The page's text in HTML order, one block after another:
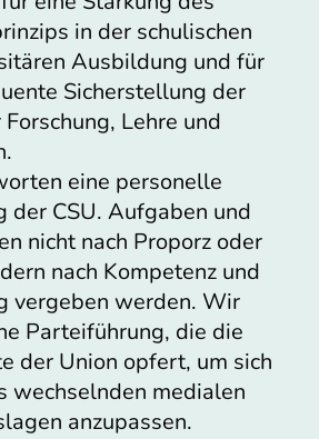
in der schulischen
Ausbildung und für
Sicherstellung der
Lehre und
eine personelle
der CSU. Aufgaben und
nicht nach Proporz oder
nach Kompetenz und
vergeben werden. Wir
Parteiführung, die die
der Union opfert, um sich
wechselnden medialen
anzupassen.